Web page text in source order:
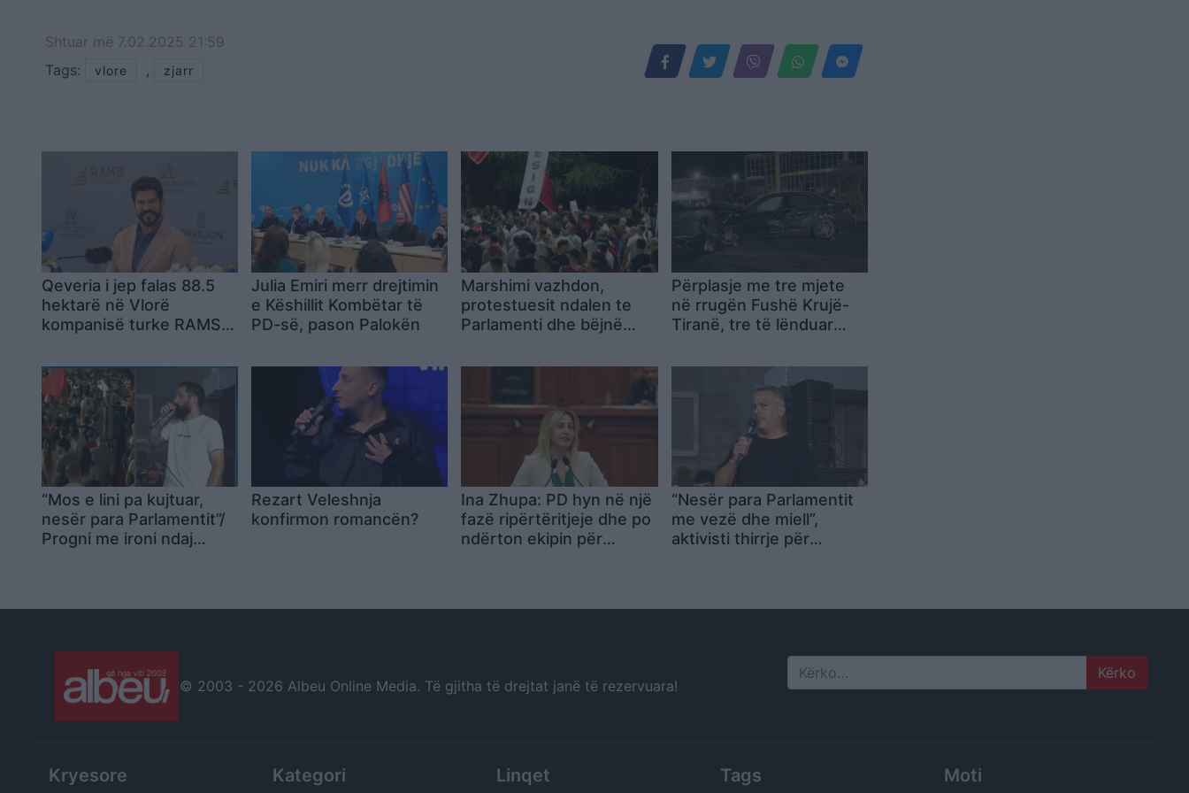
Shtuar më 7.02.2025 21:59
Tags:
vlore , zjarr
Qeveria i jep falas 88.5
hektarë në Vlorë
kompanisë turke RAMS
Julia Emiri merr drejtimin
e Këshillit Kombëtar të
PD-së, pason Palokën
Marshimi vazhdon,
protestuesit ndalen te
Parlamenti dhe bëjnë
10:00
Përplasje me tre mjete
në rrugën Fushë Krujë-
Tiranë, tre të lënduar
“Mos e lini pa kujtuar,
nesër para Parlamentit”/
Progni me ironi ndaj
Rezart Veleshnja
konfirmon romancën?
Ina Zhupa: PD hyn në një
fazë ripërtëritjeje dhe po
ndërton ekipin për
“Nesër para Parlamentit
me vezë dhe miell”,
aktivisti thirrje për
© 2003 - 2026 Albeu Online Media. Të gjitha të drejtat janë të rezervuara! Search
Kryesore Kategori Linqet Tags Moti